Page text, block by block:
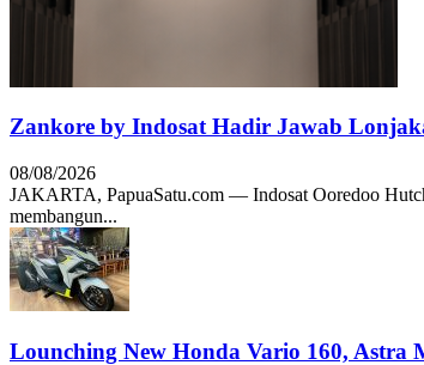
Zankore by Indosat Hadir Jawab
08/08/2026
JAKARTA, PapuaSatu.com — Indosat Ooredoo
membangun...
Lounching New Honda Vario 160,